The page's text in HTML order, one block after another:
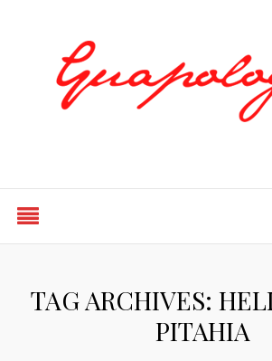
TAG ARCHIVES:
PITAHIA